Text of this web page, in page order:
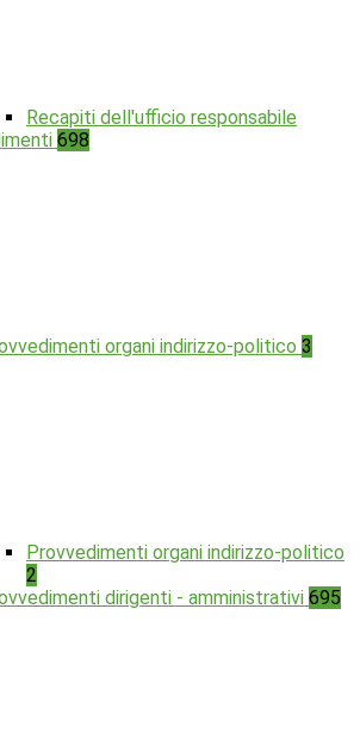
Recapiti dell'ufficio responsabile
698
organi indirizzo-politico 3
Provvedimenti organi indirizzo-politico
2
dirigenti - amministrativi 695